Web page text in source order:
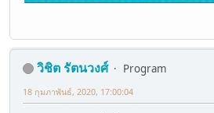
วิชิต รัตนวงศ์
Program
18 กุมภาพันธ์, 2020, 17:00:04